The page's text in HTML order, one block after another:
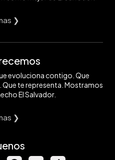
❯
evoluciona contigo. Que
te representa. Mostramos
El Salvador.
❯